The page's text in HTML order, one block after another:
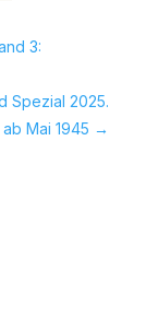
3:
Spezial 2025.
Mai 1945 →